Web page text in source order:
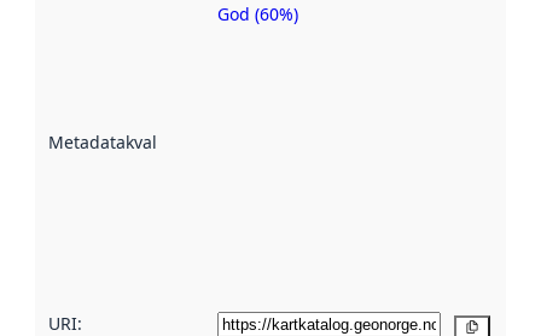
Metadatakvalitet
Metadatakvalitet
God (60%)
URI: